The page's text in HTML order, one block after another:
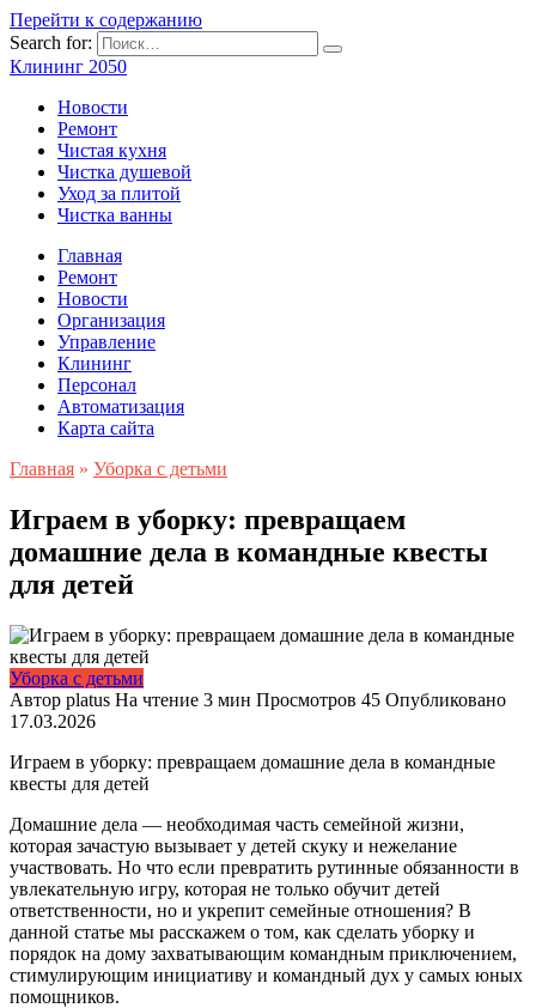
Перейти к содержанию
Search for:
Клининг 2050
Новости
Ремонт
Чистая кухня
Чистка душевой
Уход за плитой
Чистка ванны
Главная
Ремонт
Новости
Организация
Управление
Клининг
Персонал
Автоматизация
Карта сайта
Главная » Уборка с детьми
Играем в уборку: превращаем
домашние дела в командные квесты
для детей
Уборка с детьми
Автор platus На чтение 3 мин Просмотров 45 Опубликовано
17.03.2026
Играем в уборку: превращаем домашние дела в командные
квесты для детей
Домашние дела — необходимая часть семейной жизни,
которая зачастую вызывает у детей скуку и нежелание
участвовать. Но что если превратить рутинные обязанности в
увлекательную игру, которая не только обучит детей
ответственности, но и укрепит семейные отношения? В
данной статье мы расскажем о том, как сделать уборку и
порядок на дому захватывающим командным приключением,
стимулирующим инициативу и командный дух у самых юных
помощников.